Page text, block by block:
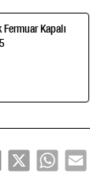
ile estetik
ile tam
yapı
giyim
giyim panelleri
Kapalı
Facebook
X